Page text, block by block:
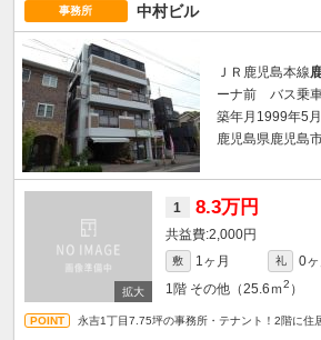
事務所 中村ビル
ＪＲ鹿児島本線
ーナ前 バス乗
築年月1999年5
鹿児島県鹿児島
1 8.3万円
2,000円
敷 1ヶ月 礼
0ヶ
1階 その他（25.6ｍ2 ）
永吉1丁目7.75坪の事務所・テナント！2階に住